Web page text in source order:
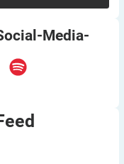
Media-